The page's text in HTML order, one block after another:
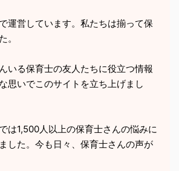
運営しています。私たちは揃って保
。
いる保育士の友人たちに役立つ情報
思いでこのサイトを立ち上げまし
では1,500人以上の保育士さんの悩みに
した。今も日々、保育士さんの声が